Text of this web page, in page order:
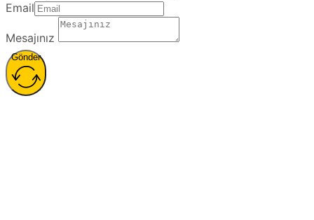
Email
Mesajınız
Gönder